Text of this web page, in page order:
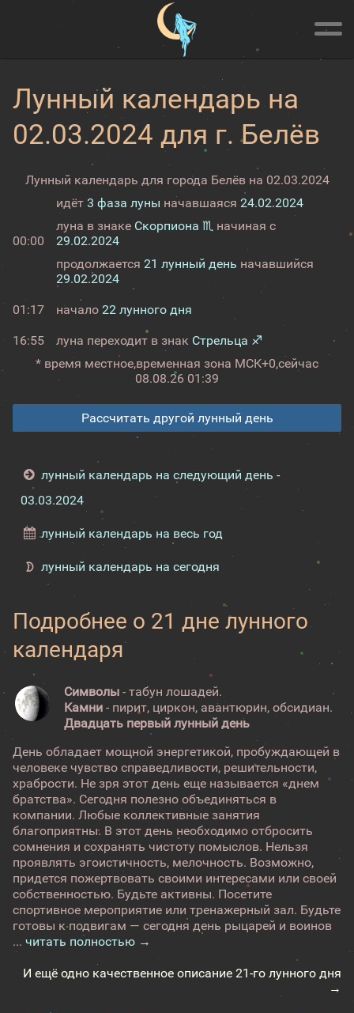
Лунный календарь на
02.03.2024 для г. Белёв
Лунный календарь для города Белёв на 02.03.2024
00:00
идёт 3 фаза луны начавшаяся 24.02.2024
луна в знаке Скорпиона ♏ начиная с
29.02.2024
продолжается 21 лунный день начавшийся
29.02.2024
01:17 начало 22 лунного дня
16:55 луна переходит в знак Стрельца ♐
* время местное,временная зона МСК+0,сейчас
08.08.26 01:39
Рассчитать другой лунный день
лунный календарь на следующий день -
03.03.2024
лунный календарь на весь год
лунный календарь на сегодня
Подробнее о 21 дне лунного
календаря
Символы - табун лошадей.
Камни - пирит, циркон, авантюрин, обсидиан.
Двадцать первый лунный день
День обладает мощной энергетикой, пробуждающей в
человеке чувство справедливости, решительности,
храбрости. Не зря этот день еще называется «днем
братства». Сегодня полезно объединяться в
компании. Любые коллективные занятия
благоприятны. В этот день необходимо отбросить
сомнения и сохранять чистоту помыслов. Нельзя
проявлять эгоистичность, мелочность. Возможно,
придется пожертвовать своими интересами или своей
собственностью. Будьте активны. Посетите
спортивное мероприятие или тренажерный зал. Будьте
готовы к подвигам — сегодня день рыцарей и воинов
... читать полностью →
И ещё одно качественное описание 21-го лунного дня
→